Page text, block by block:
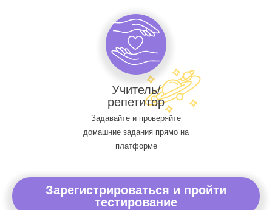
Учитель/
репетитор
Задавайте и проверяйте
домашние задания прямо на
платформе
Зарегистрироваться и пройти
тестирование